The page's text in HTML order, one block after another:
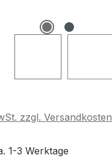
zzgl. Versandkosten
1-3 Werktage